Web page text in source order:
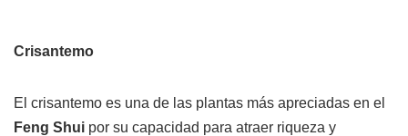
Crisantemo
El crisantemo es una de las plantas más apreciadas en el
Feng Shui por su capacidad para atraer riqueza y